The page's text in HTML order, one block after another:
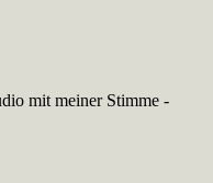
mit meiner Stimme -